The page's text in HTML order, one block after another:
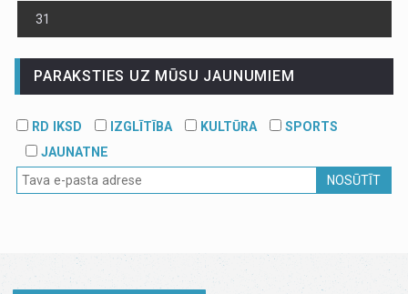
31
PARAKSTIES UZ MŪSU JAUNUMIEM
RD IKSD IZGLĪTĪBA KULTŪRA
SPORTS
JAUNATNE
NOSŪTĪT